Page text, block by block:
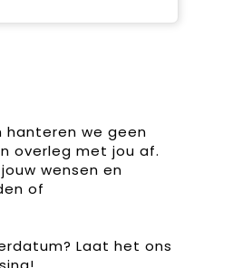
hanteren we geen
overleg met jou af.
wensen en
of
Laat het ons